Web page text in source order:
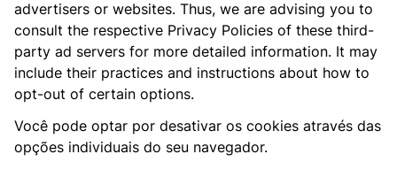
advertisers or websites. Thus, we are advising you to
consult the respective Privacy Policies of these third-
party ad servers for more detailed information. It may
include their practices and instructions about how to
opt-out of certain options.
Você pode optar por desativar os cookies através das
opções individuais do seu navegador.